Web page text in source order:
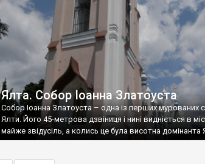
Ялта. Собор Іоанна Златоуста
Собор Іоанна Златоуста – одна із перших мурованих
Ялти. Його 45-метрова дзвіниця і нині видніється в
майже звідусіль, а колись це була висотна домінанта